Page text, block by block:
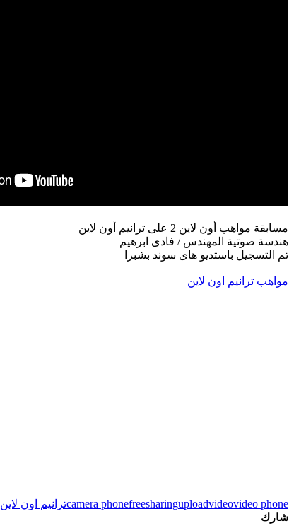
مسابقة مواهب أون لاين 2 على ترانيم أون لاين
هندسة صوتية المهندس / فادى ابرهيم
تم التسجيل باستديو هاى سوند بشبرا
مواهب ترانيم اون لاين
camera phonefreesharinguploadvideovideo phone
ترانيم اون لاين
شارك